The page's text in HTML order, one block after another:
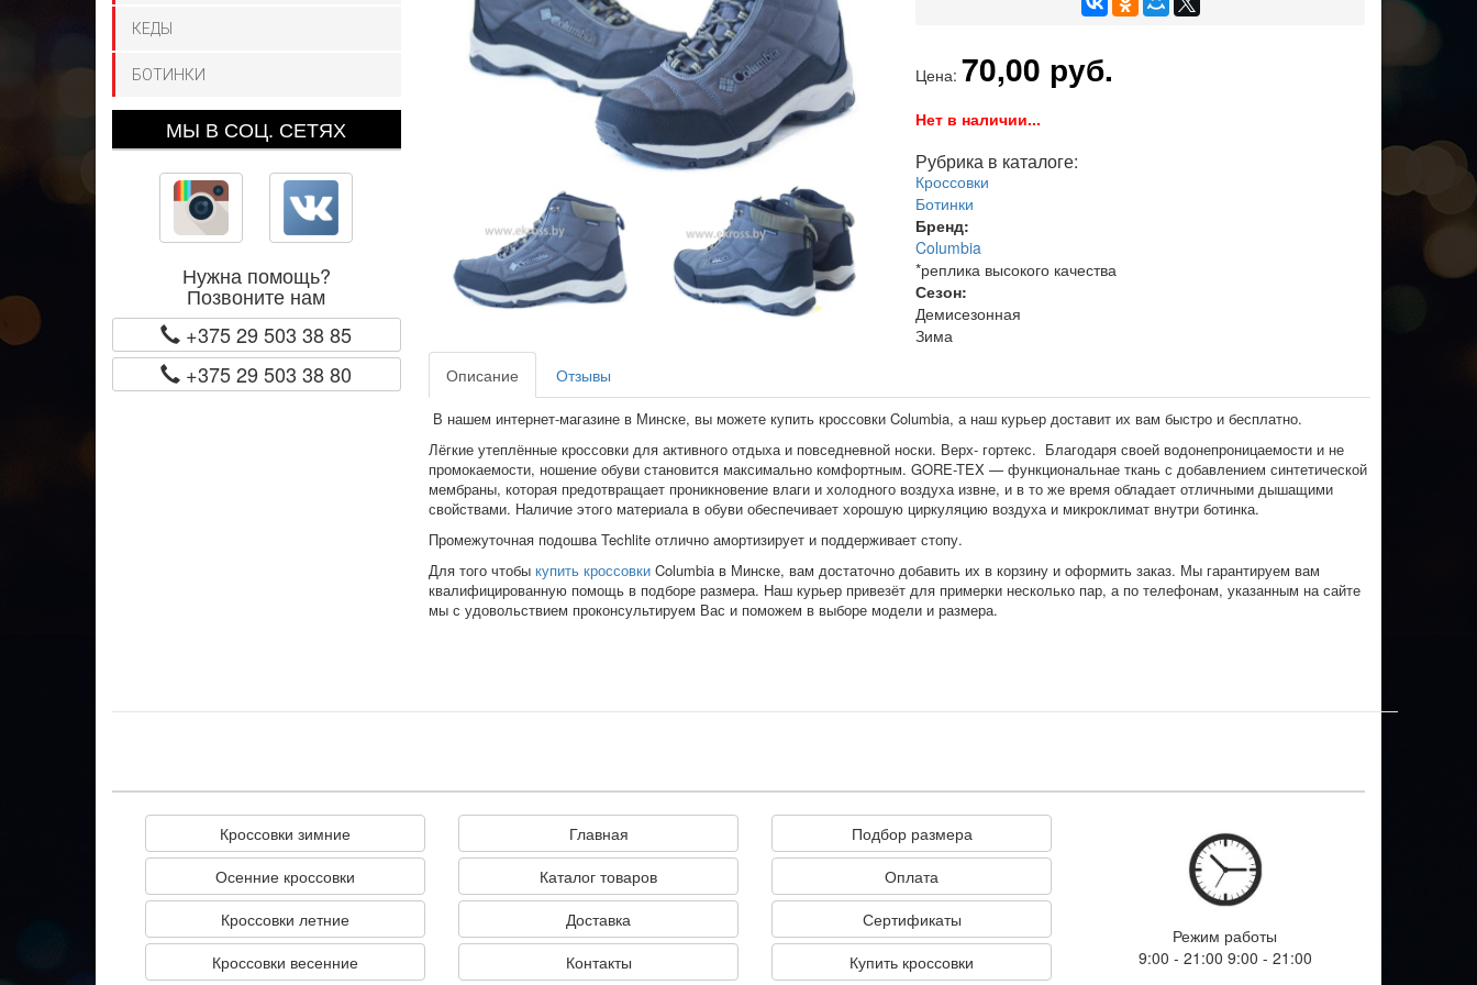
КЕДЫ
БОТИНКИ
МЫ В СОЦ. СЕТЯХ
Нужна помощь?
Позвоните нам
+375 29 503 38 85
+375 29 503 38 80
Цена: 70,00 руб.
Нет в наличии...
Рубрика в каталоге:
Кроссовки
Ботинки
Бренд:
Columbia
*реплика высокого качества
Сезон:
Демисезонная
Зима
Описание
Отзывы
В нашем интернет-магазине в Минске, вы можете купить кроссовки Columbia, а наш курьер доставит их вам быстро и бесплатно.
Лёгкие утеплённые кроссовки для активного отдыха и повседневной носки. Верх- гортекс. Благодаря своей водонепроницаемости и не
промокаемости, ношение обуви становится максимально комфортным. GORE-TEX — функциональнае ткань с добавлением синтетической
мембраны, которая предотвращает проникновение влаги и холодного воздуха извне, и в то же время обладает отличными дышащими
свойствами. Наличие этого материала в обуви обеспечивает хорошую циркуляцию воздуха и микроклимат внутри ботинка.
Промежуточная подошваTechliteотлично амортизирует и поддерживает стопу.
Для того чтобы купить кроссовкиColumbia в Минске, вам достаточно добавить их в корзину и оформить заказ. Мы гарантируем вам
квалифицированную помощь в подборе размера. Наш курьер привезёт для примерки несколько пар, а по телефонам, указанным на сайте
мы с удовольствием проконсультируем Вас и поможем в выборе модели и размера.
Кроссовки зимние
Осенние кроссовки
Кроссовки летние
Кроссовки весенние
Главная
Каталог товаров
Доставка
Контакты
Подбор размера
Оплата
Сертификаты
Купить кроссовки
Режим работы
9:00 - 21:00 9:00 - 21:00